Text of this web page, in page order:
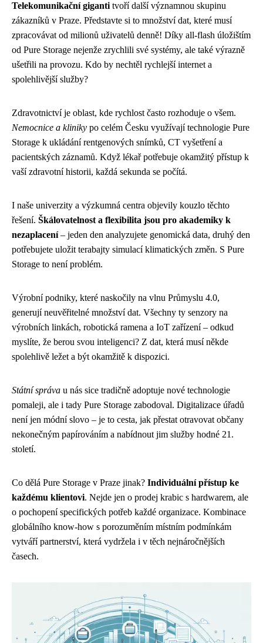
Telekomunikační giganti tvoří další významnou skupinu
zákazníků v Praze. Představte si to množství dat, které musí
zpracovávat od milionů uživatelů denně! Díky all-flash úložištím
od Pure Storage nejenže zrychlili své systémy, ale také výrazně
ušetřili na provozu. Kdo by nechtěl rychlejší internet a
spolehlivější služby?
Zdravotnictví je oblast, kde rychlost často rozhoduje o všem.
Nemocnice a kliniky po celém Česku využívají technologie Pure
Storage k ukládání rentgenových snímků, CT vyšetření a
pacientských záznamů. Když lékař potřebuje okamžitý přístup k
vaší zdravotní historii, každá sekunda se počítá.
I naše univerzity a výzkumná centra objevily kouzlo těchto
řešení. Škálovatelnost a flexibilita jsou pro akademiky k
nezaplacení– jeden den analyzujete genomická data, druhý den
potřebujete uložit terabajty simulací klimatických změn. S Pure
Storage to není problém.
Výrobní podniky, které naskočily na vlnu Průmyslu 4.0,
generují neuvěřitelné množství dat. Všechny ty senzory na
výrobních linkách, robotická ramena a IoT zařízení – odkud
myslíte, že berou svou inteligenci? Z dat, která musí někde
spolehlivě ležet a být okamžitě k dispozici.
Státní správa u nás sice tradičně adoptuje nové technologie
pomaleji, ale i tady Pure Storage zabodoval. Digitalizace úřadů
není jen módní slovo – je to cesta, jak přestat otravovat občany
nekonečným papírováním a nabídnout jim služby hodné 21.
století.
Co dělá Pure Storage v Praze jinak? Individuální přístup ke
každému klientovi. Nejde jen o prodej krabic s hardwarem, ale
o pochopení specifických potřeb každé organizace. Kombinace
globálního know-how s porozuměním místním podmínkám
vytváří partnerství, která vydržela i v těch nejnáročnějších
časech.